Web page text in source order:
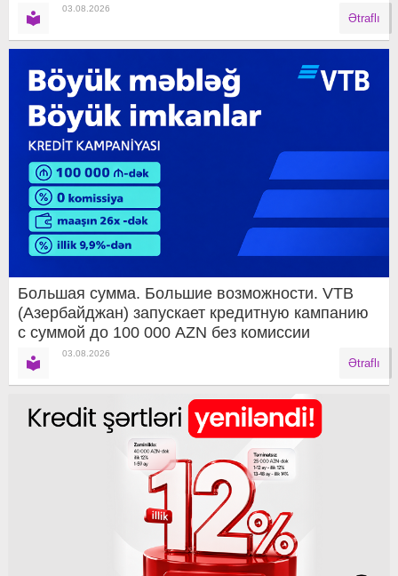
03.08.2026
Ətraflı
Большая сумма. Большие возможности. VTB
(Азербайджан) запускает кредитную кампанию
с суммой до 100 000 AZN без комиссии
03.08.2026
Ətraflı